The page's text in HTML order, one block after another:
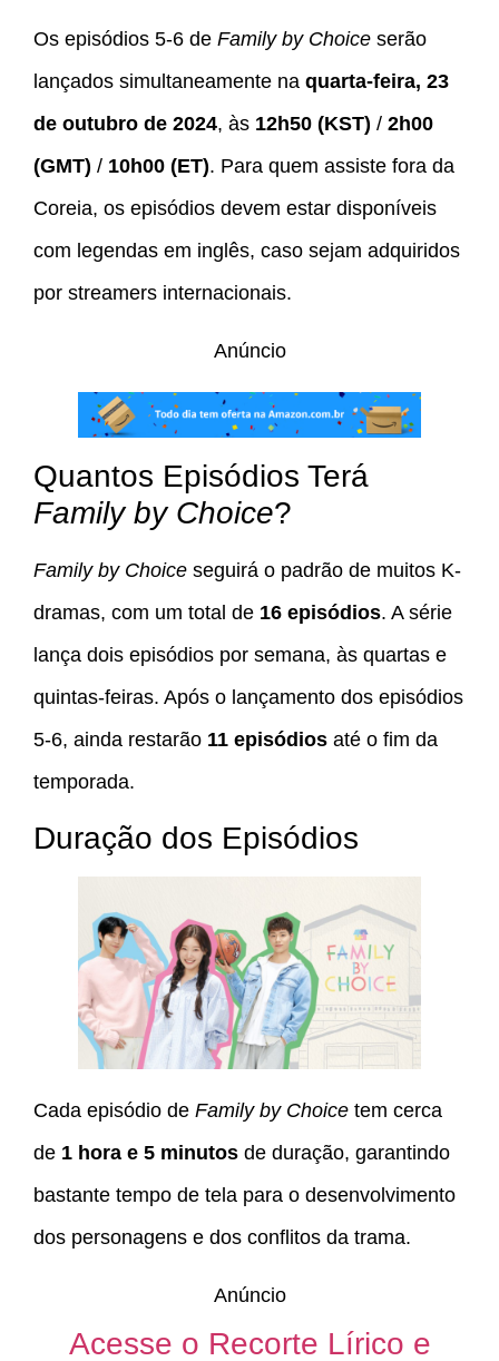
Os episódios 5-6 de Family by Choice serão
lançados simultaneamente na quarta-feira, 23
de outubro de 2024, às 12h50 (KST) / 2h00
(GMT) / 10h00 (ET). Para quem assiste fora da
Coreia, os episódios devem estar disponíveis
com legendas em inglês, caso sejam adquiridos
por streamers internacionais.
Anúncio
Quantos Episódios Terá
Family by Choice?
Family by Choice seguirá o padrão de muitos K-
dramas, com um total de 16 episódios. A série
lança dois episódios por semana, às quartas e
quintas-feiras. Após o lançamento dos episódios
5-6, ainda restarão 11 episódios até o fim da
temporada.
Duração dos Episódios
Cada episódio de Family by Choice tem cerca
de 1 hora e 5 minutos de duração, garantindo
bastante tempo de tela para o desenvolvimento
dos personagens e dos conflitos da trama.
Anúncio
Acesse o Recorte Lírico e